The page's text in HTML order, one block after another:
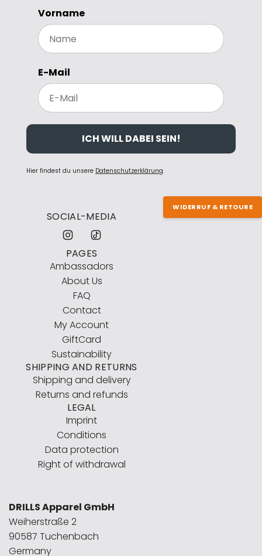
Vorname
E-Mail
ICH WILL DABEI SEIN!
Hier findest du unsere Datenschutzerklärung.
SOCIAL-MEDIA
PAGES
Ambassadors
About Us
FAQ
Contact
My Account
GiftCard
Sustainability
SHIPPING AND RETURNS
Shipping and delivery
Returns and refunds
LEGAL
Imprint
Conditions
Data protection
Right of withdrawal
WIDERRUF & RETOURE
DRILLS Apparel GmbH
Weiherstraße 2
90587 Tuchenbach
Germany